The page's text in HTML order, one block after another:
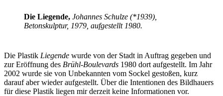
Die Liegende, Johannes Schulze (*1939),
Betonskulptur, 1979, aufgestellt 1980.
Die Plastik Liegende wurde von der Stadt in Auftrag gegeben und
zur Eröffnung des Brühl-Boulevards 1980 dort aufgestellt. Im Jahr
2002 wurde sie von Unbekannten vom Sockel gestoßen, kurz
darauf aber wieder aufgestellt. Über die Intentionen des Bildhauers
für diese Plastik liegen mir derzeit keine Informationen vor.